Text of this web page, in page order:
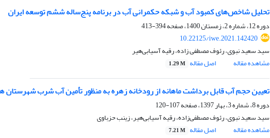
تحلیل شاخص‌های کمبود آب و شبکه حکمرانی آب در برنامه پنج‌ساله ششم توسعه ایران
دوره 12، شماره 2، زمستان 1400، صفحه
394-413
10.22125/iwe.2021.142420
سید سعید نبوی، رئوف مصطفی زاده، رقیه آسیابی‌هیر
مشاهده مقاله
اصل مقاله 1.29 M
تعیین حجم آب قابل برداشت ماهانه از رودخانه زهره به منظور تأمین آب شرب شهرستان
دوره 8، شماره 3، بهار 1397، صفحه
107-120
سید سعید نبوی، رئوف مصطفی‌زاده، رقیه آسیابی‌هیر، زینب حزباوی
مشاهده مقاله
اصل مقاله 7.21 M